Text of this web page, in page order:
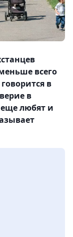
всего
в
в
любят и